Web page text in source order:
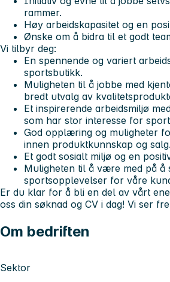
rammer.
Høy arbeidskapasitet og en
Ønske om å bidra til et godt
Vi tilbyr deg:
En spennende og variert
sportsbutikk.
Muligheten til å jobbe med
bredt utvalg av
Et inspirerende arbeidsmiljø
som har stor interesse for
God opplæring og muligheter
innen produktkunnskap og salg.
Et godt sosialt miljø og en
Muligheten til å være med på å
sportsopplevelser for våre
Er du klar for å bli en del av vårt
oss din søknad og CV i dag! Vi ser
Om bedriften
Sektor